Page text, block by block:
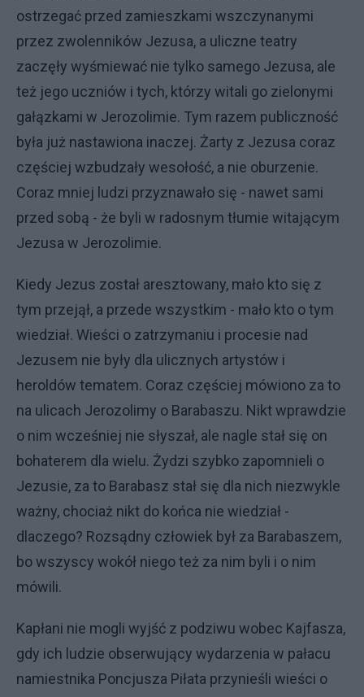
ostrzegać przed zamieszkami wszczynanymi
przez zwolenników Jezusa, a uliczne teatry
zaczęły wyśmiewać nie tylko samego Jezusa, ale
też jego uczniów i tych, którzy witali go zielonymi
gałązkami w Jerozolimie. Tym razem publiczność
była już nastawiona inaczej. Żarty z Jezusa coraz
częściej wzbudzały wesołość, a nie oburzenie.
Coraz mniej ludzi przyznawało się - nawet sami
przed sobą - że byli w radosnym tłumie witającym
Jezusa w Jerozolimie.
Kiedy Jezus został aresztowany, mało kto się z
tym przejął, a przede wszystkim - mało kto o tym
wiedział. Wieści o zatrzymaniu i procesie nad
Jezusem nie były dla ulicznych artystów i
heroldów tematem. Coraz częściej mówiono za to
na ulicach Jerozolimy o Barabaszu. Nikt wprawdzie
o nim wcześniej nie słyszał, ale nagle stał się on
bohaterem dla wielu. Żydzi szybko zapomnieli o
Jezusie, za to Barabasz stał się dla nich niezwykle
ważny, chociaż nikt do końca nie wiedział -
dlaczego? Rozsądny człowiek był za Barabaszem,
bo wszyscy wokół niego też za nim byli i o nim
mówili.
Kapłani nie mogli wyjść z podziwu wobec Kajfasza,
gdy ich ludzie obserwujący wydarzenia w pałacu
namiestnika Poncjusza Piłata przynieśli wieści o